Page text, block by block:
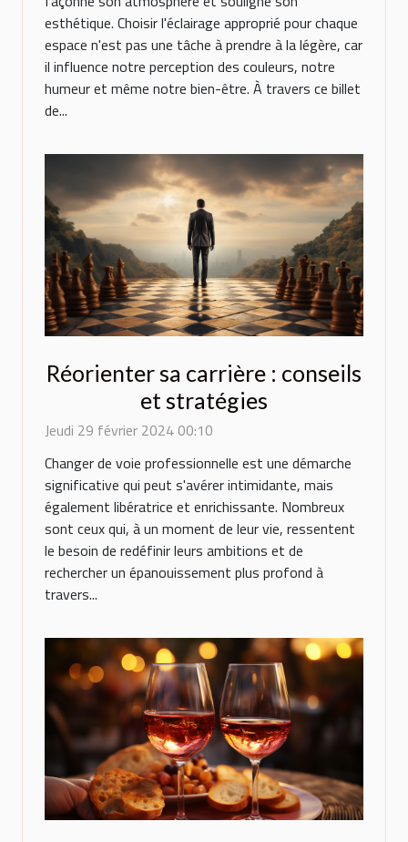
esthétique. Choisir l'éclairage approprié pour chaque
espace n'est pas une tâche à prendre à la légère, car
il influence notre perception des couleurs, notre
humeur et même notre bien-être. À travers ce billet
de...
Réorienter sa carrière : conseils
et stratégies
Jeudi 29 février 2024 00:10
Changer de voie professionnelle est une démarche
significative qui peut s'avérer intimidante, mais
également libératrice et enrichissante. Nombreux
sont ceux qui, à un moment de leur vie, ressentent
le besoin de redéfinir leurs ambitions et de
rechercher un épanouissement plus profond à
travers...